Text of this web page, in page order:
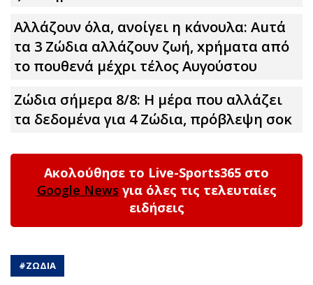
Αλλάζουν όλα, ανοίγει η κάνουλα: Αuτά
τα 3 Zώδια αλλάζουν ζωή, xpήματα από
το πουθενά μέχρι τέλος Αυγούστου
Ζώδια σήμερα 8/8: Η μέρα που αλλάζει
τα δεδομένα για 4 Zώδια, πρόβλεψη σoκ
Ακολούθησε το Live-Sports365 στο
Google News για όλες τις τελευταίες
ειδήσεις
#ΖΩΔΙΑ